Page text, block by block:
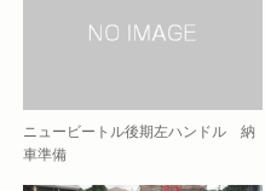
ニュービートル後期左ハンドル 納
車準備